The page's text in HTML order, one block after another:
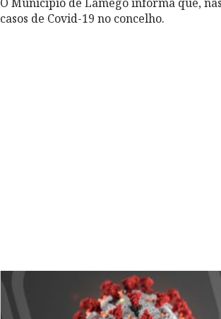
casos de Covid-19 no concelho.